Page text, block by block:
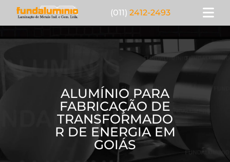
(011) 2412-2493
ALUMÍNIO PARA
FABRICAÇÃO DE
TRANSFORMADO
R DE ENERGIA EM
GOIÁS